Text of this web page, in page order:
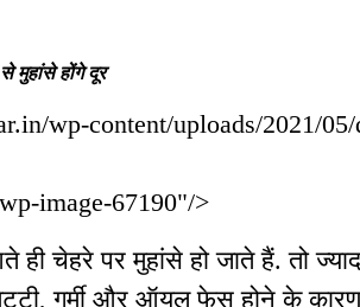
मुहांसे होंगे दूर
wp-content/uploads/2021/
image-67190"/>
ही चेहरे पर मुहांसे हो जाते हैं. तो
गर्मी और ऑयल फेस होने के